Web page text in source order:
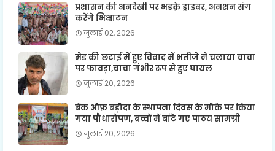
प्रशासन की अनदेखी पर भडक़े ड्राइवर, अनशन संग
करेंगे भिक्षाटन
जुलाई 02, 2026
मेड की छटाई में हुए विवाद में भतीजे ने चलाया चाचा
पर फावड़ा,चाचा गंभीर रूप से हुए घायल
जुलाई 20, 2026
बैंक ऑफ़ बड़ौदा के स्थापना दिवस के मौके पर किया
गया पौधारोपण, बच्चों में बांटे गए पाठय सामग्री
जुलाई 20, 2026